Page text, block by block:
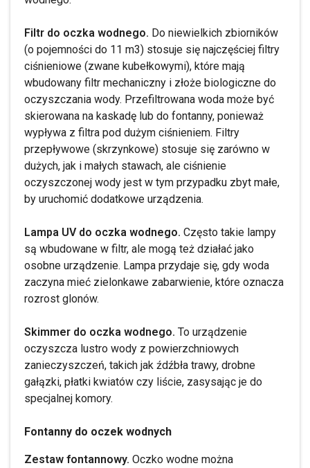
Filtr do oczka wodnego. Do niewielkich zbiorników
(o pojemności do 11 m3) stosuje się najczęściej filtry
ciśnieniowe (zwane kubełkowymi), które mają
wbudowany filtr mechaniczny i złoże biologiczne do
oczyszczania wody. Przefiltrowana woda może być
skierowana na kaskadę lub do fontanny, ponieważ
wypływa z filtra pod dużym ciśnieniem. Filtry
przepływowe (skrzynkowe) stosuje się zarówno w
dużych, jak i małych stawach, ale ciśnienie
oczyszczonej wody jest w tym przypadku zbyt małe,
by uruchomić dodatkowe urządzenia.
Lampa UV do oczka wodnego. Często takie lampy
są wbudowane w filtr, ale mogą też działać jako
osobne urządzenie. Lampa przydaje się, gdy woda
zaczyna mieć zielonkawe zabarwienie, które oznacza
rozrost glonów.
Skimmer do oczka wodnego. To urządzenie
oczyszcza lustro wody z powierzchniowych
zanieczyszczeń, takich jak źdźbła trawy, drobne
gałązki, płatki kwiatów czy liście, zasysając je do
specjalnej komory.
Fontanny do oczek wodnych
Zestaw fontannowy. Oczko wodne można